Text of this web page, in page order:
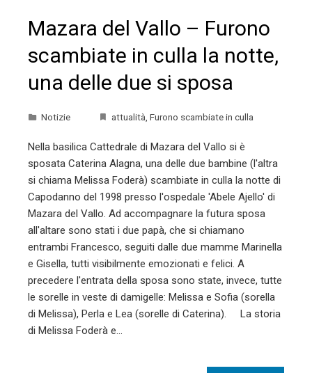
Mazara del Vallo – Furono
scambiate in culla la notte,
una delle due si sposa
Notizie attualità, Furono scambiate in culla
Nella basilica Cattedrale di Mazara del Vallo si è
sposata Caterina Alagna, una delle due bambine (l'altra
si chiama Melissa Foderà) scambiate in culla la notte di
Capodanno del 1998 presso l'ospedale 'Abele Ajello' di
Mazara del Vallo. Ad accompagnare la futura sposa
all'altare sono stati i due papà, che si chiamano
entrambi Francesco, seguiti dalle due mamme Marinella
e Gisella, tutti visibilmente emozionati e felici. A
precedere l'entrata della sposa sono state, invece, tutte
le sorelle in veste di damigelle: Melissa e Sofia (sorella
di Melissa), Perla e Lea (sorelle di Caterina). La storia
di Melissa Foderà e…